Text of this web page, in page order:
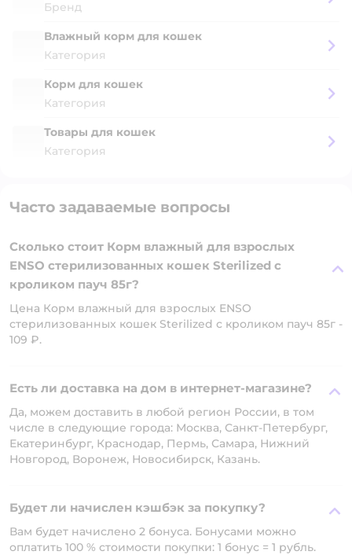
Бренд
Влажный корм для кошек
Категория
Корм для кошек
Категория
Товары для кошек
Категория
Часто задаваемые вопросы
Сколько стоит Корм влажный для взрослых
ENSO стерилизованных кошек Sterilized с
кроликом пауч 85г?
Цена Корм влажный для взрослых ENSO
стерилизованных кошек Sterilized с кроликом пауч 85г -
109 ₽.
Есть ли доставка на дом в интернет-магазине?
Да, можем доставить в любой регион России, в том
числе в следующие города: Москва, Санкт-Петербург,
Екатеринбург, Краснодар, Пермь, Самара, Нижний
Новгород, Воронеж, Новосибирск, Казань.
Будет ли начислен кэшбэк за покупку?
Вам будет начислено 2 бонуса. Бонусами можно
оплатить 100 % стоимости покупки: 1 бонус = 1 рубль.